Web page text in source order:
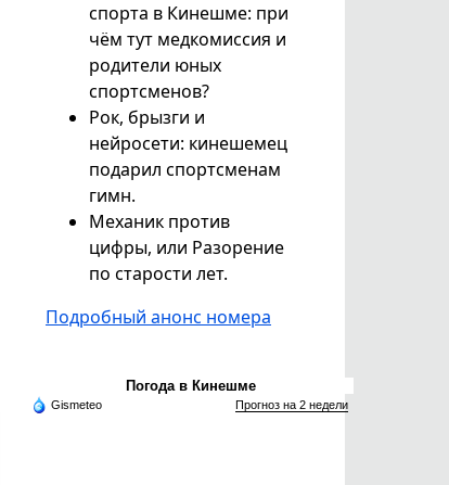
спорта в Кинешме: при
чём тут медкомиссия и
родители юных
спортсменов?
Рок, брызги и
нейросети: кинешемец
подарил спортсменам
гимн.
Механик против
цифры, или Разорение
по старости лет.
Подробный анонс номера
Погода в Кинешме
Gismeteo Прогноз на 2 недели